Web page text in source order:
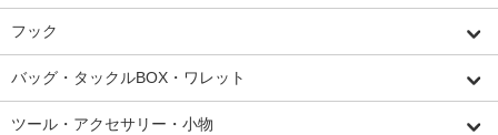
フック
バッグ・タックルBOX・ワレット
ツール・アクセサリー・小物